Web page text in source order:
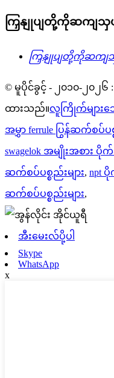
ကြှနျုပျတို့ကိုဆကျသှ
ကြှနျုပျတို့ကိုဆကျ
© မူပိုင်ခွင့် - ၂၀၁၀-၂၀၂
ထားသည်။လူကြိုက်များသ
အမွှာ ferrule ပြွန်ဆက်စပ်ပစ္
swagelok အမျိုးအစား ပို
ဆက်စပ်ပစ္စည်းများ, npt
ဆက်စပ်ပစ္စည်းများ,
အီးမေးလ်ပို့ပါ
Skype
WhatsApp
x